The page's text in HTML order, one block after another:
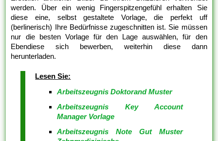
werden. Über ein wenig Fingerspitzengefühl erhalten Sie
diese eine, selbst gestaltete Vorlage, die perfekt uff
(berlinerisch) Ihre Bedürfnisse zugeschnitten ist. Sie müssen
nur die besten Vorlage für den Lage auswählen, für den
Ebendiese sich bewerben, weiterhin diese dann
herunterladen.
Lesen Sie:
Arbeitszeugnis Doktorand Muster
Arbeitszeugnis Key Account
Manager Vorlage
Arbeitszeugnis Note Gut Muster